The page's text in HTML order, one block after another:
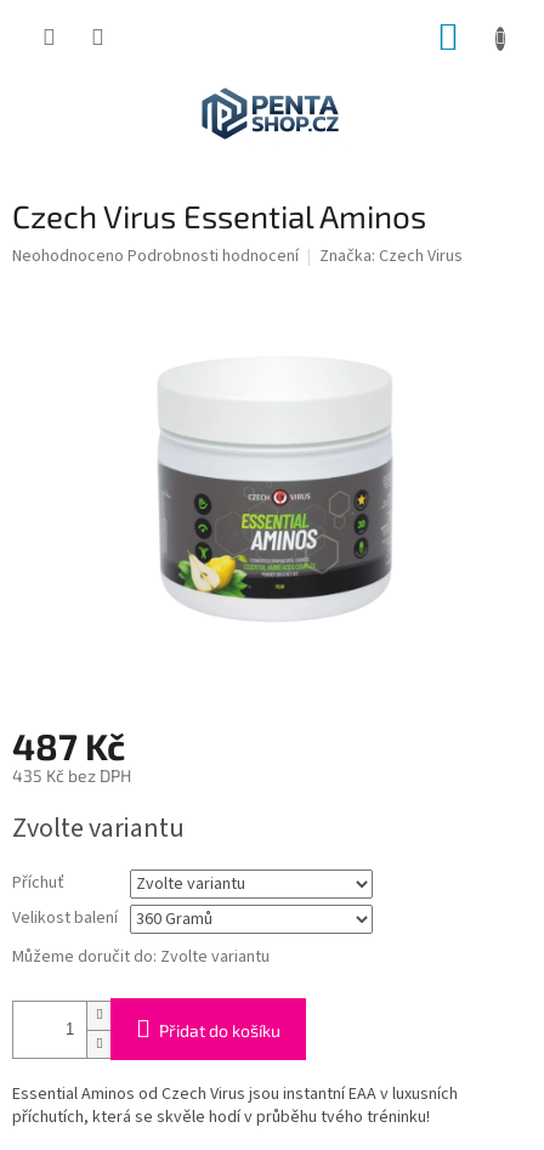
Czech Virus Essential Aminos
Průměrné
Neohodnoceno Podrobnosti hodnocení Značka: Czech Virus
487 Kč
435 Kč bez DPH
cena:
Zvolte variantu
Příchuť
Velikost balení
Můžeme doručit do: Zvolte variantu
Přidat do košíku
Essential Aminos od Czech Virus jsou instantní EAA v luxusních
příchutích, která se skvěle hodí v průběhu tvého tréninku!